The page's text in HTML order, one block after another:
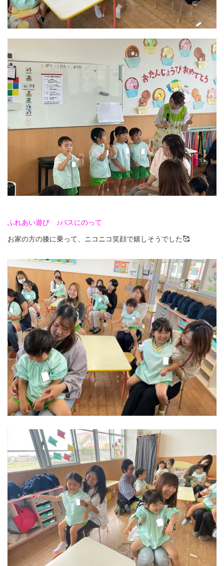
ふれあい遊び ♪バスにのって
お家の方の膝に乗って、ニコニコ笑顔で嬉しそうでした🥰